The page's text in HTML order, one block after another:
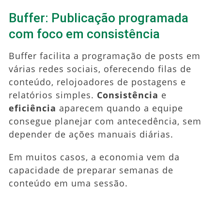
Buffer: Publicação programada
com foco em consistência
Buffer facilita a programação de posts em
várias redes sociais, oferecendo filas de
conteúdo, relojoadores de postagens e
relatórios simples. Consistência e
eficiência aparecem quando a equipe
consegue planejar com antecedência, sem
depender de ações manuais diárias.
Em muitos casos, a economia vem da
capacidade de preparar semanas de
conteúdo em uma sessão.